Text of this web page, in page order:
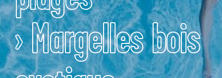
› Margelles bois